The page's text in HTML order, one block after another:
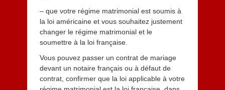
– que votre régime matrimonial est soumis à
la loi américaine et vous souhaitez justement
changer le régime matrimonial et le
soumettre à la loi française.
Vous pouvez passer un contrat de mariage
devant un notaire français ou à défaut de
contrat, confirmer que la loi applicable à votre